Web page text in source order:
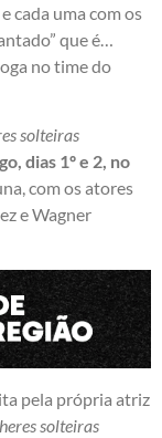
cada uma com os
que é…
no time do
solteiras
dias 1º e 2, no
com os atores
e Wagner
pela própria atriz
solteiras